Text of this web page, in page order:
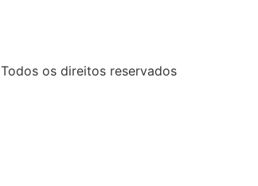
Todos os direitos reservados